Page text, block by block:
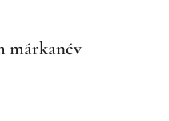
márkanév